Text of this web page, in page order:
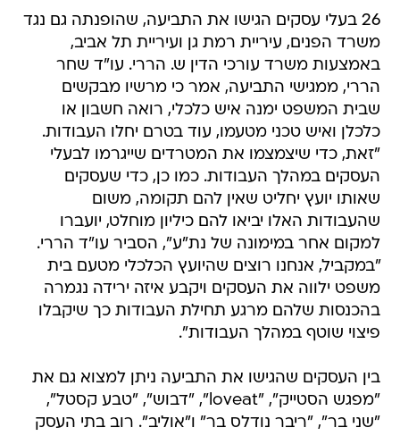
26 בעלי עסקים הגישו את התביעה, שהופנתה גם נגד
משרד הפנים, עיריית רמת גן ועיריית תל אביב,
באמצעות משרד עורכי הדין ש. הררי. עו"ד שחר
הררי, ממגישי התביעה, אמר כי מרשיו מבקשים
שבית המשפט ימנה איש כלכלי, רואה חשבון או
כלכלן ואיש טכני מטעמו, עוד בטרם יחלו העבודות.
"זאת, כדי שיצמצמו את המטרדים שייגרמו לבעלי
העסקים במהלך העבודות. כמו כן, כדי שעסקים
שאותו יועץ יחליט שאין להם תקומה, משום
שהעבודות האלו יביאו להם כיליון מוחלט, יועברו
למקום אחר במימונה של נת"ע", הסביר עו"ד הררי.
"במקביל, אנחנו רוצים שהיועץ הכלכלי מטעם בית
משפט ילווה את העסקים ויקבע איזה ירידה נגמרה
בהכנסות שלהם מרגע תחילת העבודות כך שיקבלו
פיצוי שוטף במהלך העבודות".
בין העסקים שהגישו את התביעה ניתן למצוא גם את
"מפגש הסטייק", "loveat", "דבוש", "טבע קסטל",
"שני בר", "ריבר נודלס בר" ו"אוליב". רוב בתי העסק